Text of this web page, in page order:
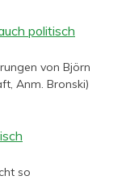
politisch
von Björn
Anm. Bronski)
so